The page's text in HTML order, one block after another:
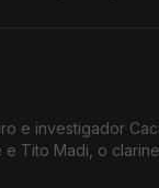
Ernesto Nazareth com o
Tito Madi, o